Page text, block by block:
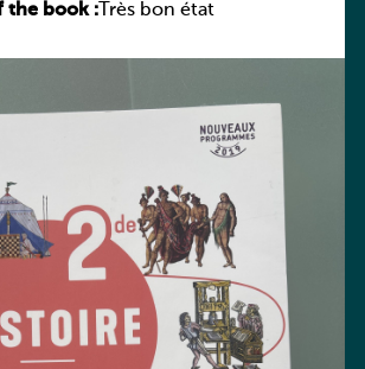
the book :Très bon état